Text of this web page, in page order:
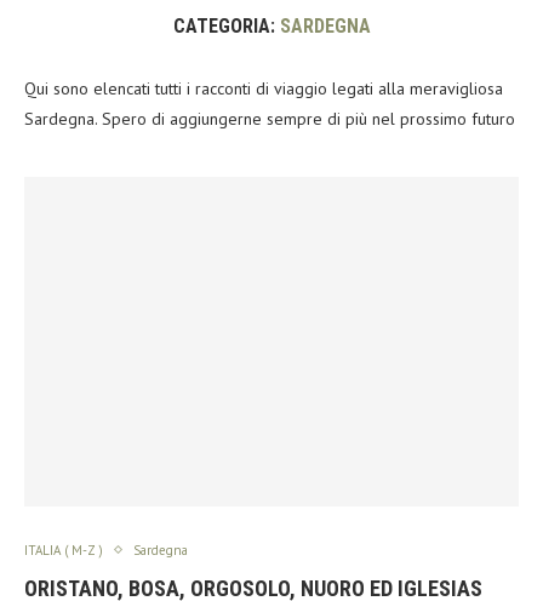
CATEGORIA: SARDEGNA
Qui sono elencati tutti i racconti di viaggio legati alla meravigliosa
Sardegna. Spero di aggiungerne sempre di più nel prossimo futuro
ITALIA ( M-Z ) Sardegna
ORISTANO, BOSA, ORGOSOLO, NUORO ED IGLESIAS